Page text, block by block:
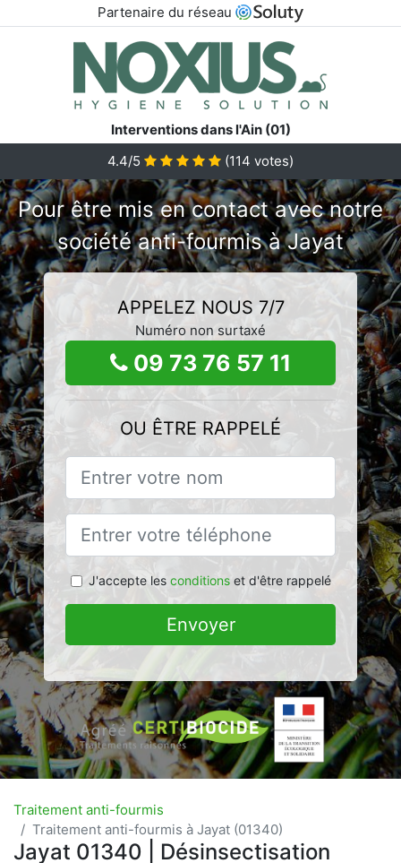
Partenaire du réseau
Interventions dans l'Ain (01)
4.4/5
(114 votes)
Pour être mis en contact avec notre
société anti-fourmis à Jayat
APPELEZ NOUS 7/7
Numéro non surtaxé
09 73 76 57 11
OU ÊTRE RAPPELÉ
J'accepte les conditionset d'être rappelé
Envoyer
Traitement anti-fourmis
Traitement anti-fourmis à Jayat (01340)
Jayat 01340 | Désinsectisation